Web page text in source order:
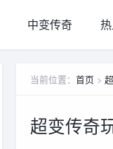
中变传奇
当前位置： 首页 >
超变传奇